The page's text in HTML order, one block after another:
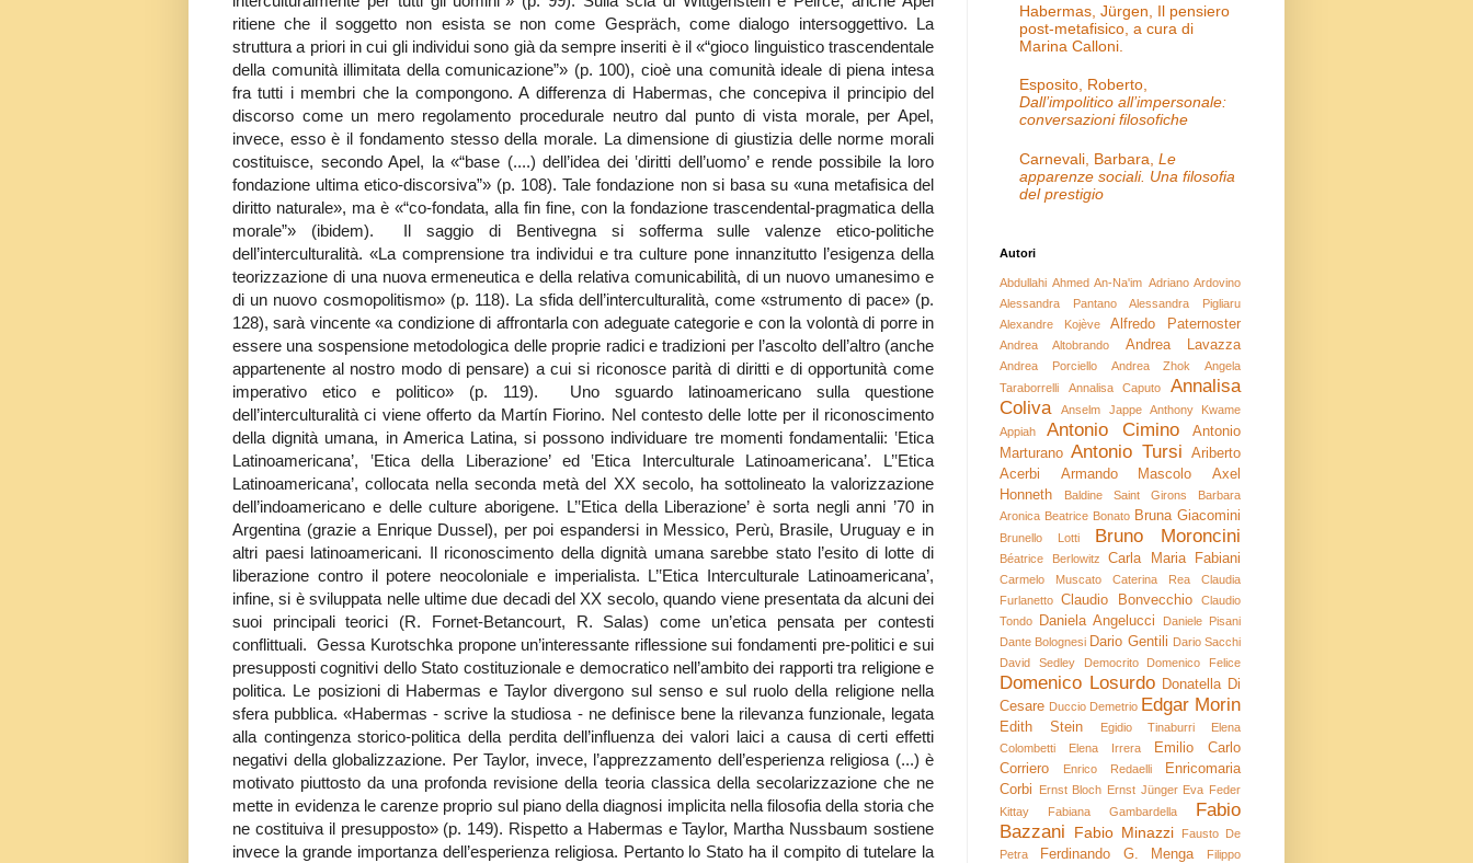
Habermas, Jürgen, Il pensiero
post-metafisico, a cura di
Marina Calloni.
Esposito, Roberto,
Dall’impolitico all’impersonale:
conversazioni filosofiche
Carnevali, Barbara, Le
apparenze sociali. Una filosofia
del prestigio
Autori
Abdullahi Ahmed An-Na'im Adriano Ardovino
Alessandra Pantano
Alessandra Pigliaru
Alexandre Kojève
Alfredo Paternoster
Andrea Altobrando Andrea Lavazza
Andrea Porciello Andrea Zhok
Angela
Taraborrelli
Annalisa Caputo
Annalisa
Coliva
Anselm Jappe
Anthony Kwame
Appiah
Antonio Cimino
Antonio
Marturano Antonio Tursi
Ariberto
Acerbi
Armando Mascolo
Axel
Honneth
Baldine Saint Girons
Barbara
Aronica Beatrice Bonato Bruna Giacomini
Brunello Lotti Bruno Moroncini
Béatrice Berlowitz Carla Maria Fabiani
Carmelo Muscato Caterina Rea
Claudia
Furlanetto
Claudio Bonvecchio
Claudio
Tondo
Daniela Angelucci
Daniele Pisani
Dante Bolognesi Dario Gentili Dario Sacchi
David Sedley
Democrito Domenico Felice
Domenico Losurdo Donatella Di
Cesare Duccio Demetrio Edgar Morin
Edith Stein Egidio Tinaburri
Elena
Colombetti
Elena Irrera
Emilio Carlo
Corriero
Enrico Redaelli
Enricomaria
Corbi
Ernst Bloch Ernst Jünger Eva Feder
Kittay
Fabiana Gambardella
Fabio
Bazzani
Fabio Minazzi
Fausto De
Petra
Ferdinando G. Menga
Filippo